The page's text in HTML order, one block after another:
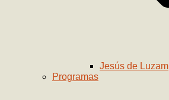
Jesús de Luzam
Programas